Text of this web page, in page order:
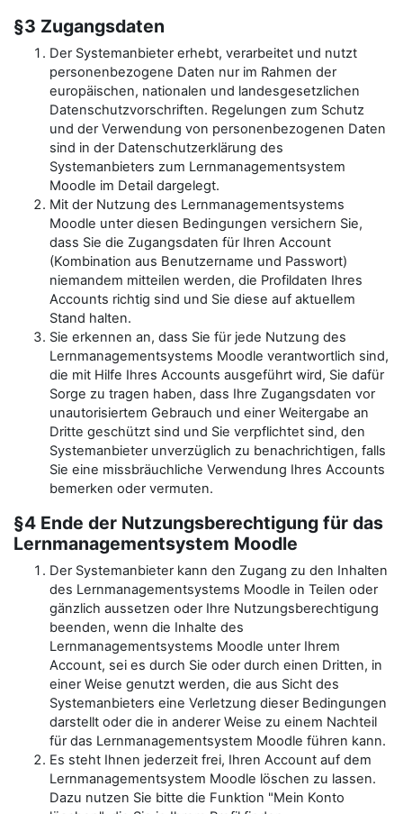
§3 Zugangsdaten
Der Systemanbieter erhebt, verarbeitet und nutzt
personenbezogene Daten nur im Rahmen der
europäischen, nationalen und landesgesetzlichen
Datenschutzvorschriften. Regelungen zum Schutz
und der Verwendung von personenbezogenen Daten
sind in der Datenschutzerklärung des
Systemanbieters zum Lernmanagementsystem
Moodle im Detail dargelegt.
Mit der Nutzung des Lernmanagementsystems
Moodle unter diesen Bedingungen versichern Sie,
dass Sie die Zugangsdaten für Ihren Account
(Kombination aus Benutzername und Passwort)
niemandem mitteilen werden, die Profildaten Ihres
Accounts richtig sind und Sie diese auf aktuellem
Stand halten.
Sie erkennen an, dass Sie für jede Nutzung des
Lernmanagementsystems Moodle verantwortlich sind,
die mit Hilfe Ihres Accounts ausgeführt wird, Sie dafür
Sorge zu tragen haben, dass Ihre Zugangsdaten vor
unautorisiertem Gebrauch und einer Weitergabe an
Dritte geschützt sind und Sie verpflichtet sind, den
Systemanbieter unverzüglich zu benachrichtigen, falls
Sie eine missbräuchliche Verwendung Ihres Accounts
bemerken oder vermuten.
§4 Ende der Nutzungsberechtigung für das
Lernmanagementsystem Moodle
Der Systemanbieter kann den Zugang zu den Inhalten
des Lernmanagementsystems Moodle in Teilen oder
gänzlich aussetzen oder Ihre Nutzungsberechtigung
beenden, wenn die Inhalte des
Lernmanagementsystems Moodle unter Ihrem
Account, sei es durch Sie oder durch einen Dritten, in
einer Weise genutzt werden, die aus Sicht des
Systemanbieters eine Verletzung dieser Bedingungen
darstellt oder die in anderer Weise zu einem Nachteil
für das Lernmanagementsystem Moodle führen kann.
Es steht Ihnen jederzeit frei, Ihren Account auf dem
Lernmanagementsystem Moodle löschen zu lassen.
Dazu nutzen Sie bitte die Funktion "Mein Konto